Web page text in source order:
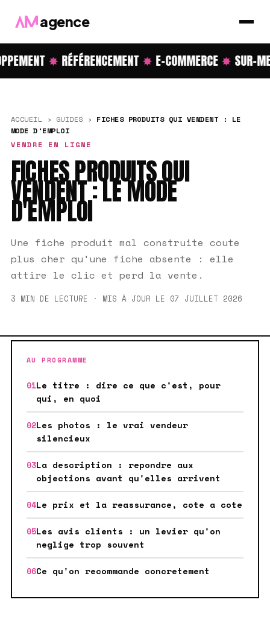
agence
✸RÉFÉRENCEMENT✸E-COMMERCE✸SUR-
ACCUEIL › GUIDES › FICHES PRODUITS QUI VENDENT : LE
MODE D'EMPLOI
VENDRE EN LIGNE
FICHES PRODUITS QUI
VENDENT : LE MODE
D'EMPLOI
Une fiche produit mal construite coute
plus cher qu'une fiche absente : elle
attire le clic et perd la vente.
3 MIN DE LECTURE · MIS À JOUR LE 07 JUILLET 2026
AU PROGRAMME
Le titre : dire ce que c'est, pour
qui, en quoi
Les photos : le vrai vendeur
silencieux
La description : repondre aux
objections avant qu'elles arrivent
Le prix et la reassurance, cote a cote
Les avis clients : un levier qu'on
neglige trop souvent
Ce qu'on recommande concretement